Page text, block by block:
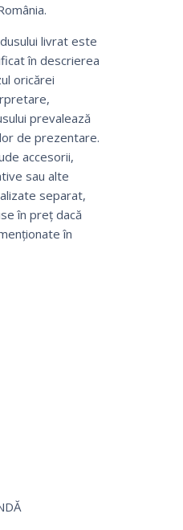
livrat este
în descrierea
oricărei
prevalează
de prezentare.
accesorii,
sau alte
separat,
în preț dacă
în